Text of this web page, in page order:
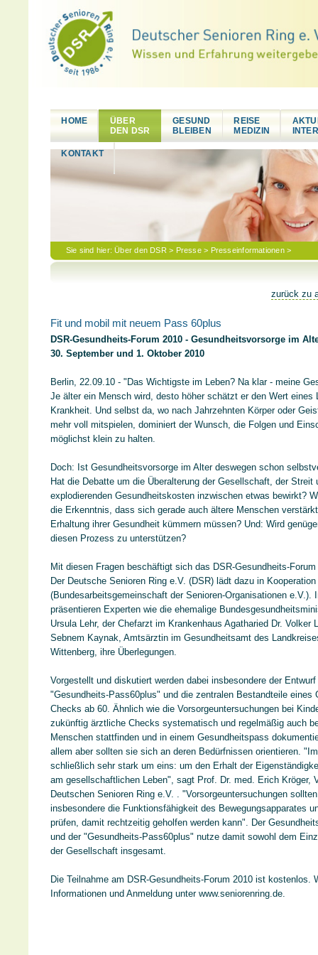
HOME
ÜBER
DEN DSR
GESUND
BLEIBEN
REISE
MEDIZIN
KONTAKT
Sie sind hier:Über den DSR > Presse> Presseinformationen>
zurück zu
Fit und mobil mit neuem Pass 60plus
DSR-Gesundheits-Forum 2010 - Gesundheitsvorsorge im
30. September und 1. Oktober 2010
Berlin, 22.09.10 - "Das Wichtigste im Leben? Na klar - meine
Je älter ein Mensch wird, desto höher schätzt er den Wert eines
Krankheit. Und selbst da, wo nach Jahrzehnten Körper oder
mehr voll mitspielen, dominiert der Wunsch, die Folgen und
möglichst klein zu halten.
Doch: Ist Gesundheitsvorsorge im Alter deswegen schon
Hat die Debatte um die Überalterung der Gesellschaft, der Streit
explodierenden Gesundheitskosten inzwischen etwas bewirkt?
die Erkenntnis, dass sich gerade auch ältere Menschen
Erhaltung ihrer Gesundheit kümmern müssen? Und: Wird
diesen Prozess zu unterstützen?
Mit diesen Fragen beschäftigt sich das DSR-Gesundheits-
Der Deutsche Senioren Ring e.V. (DSR) lädt dazu in
(Bundesarbeitsgemeinschaft der Senioren-Organisationen e.V.).
präsentieren Experten wie die ehemalige
Ursula Lehr, der Chefarzt im Krankenhaus Agatharied Dr. Volker
Sebnem Kaynak, Amtsärztin im Gesundheitsamt des
Wittenberg, ihre Überlegungen.
Vorgestellt und diskutiert werden dabei insbesondere der Entwurf
"Gesundheits-Pass60plus" und die zentralen Bestandteile eines
Checks ab 60. Ähnlich wie die Vorsorgeuntersuchungen bei
zukünftig ärztliche Checks systematisch und regelmäßig auch
Menschen stattfinden und in einem Gesundheitspass
allem aber sollten sie sich an deren Bedürfnissen orientieren.
schließlich sehr stark um eins: um den Erhalt der
am gesellschaftlichen Leben", sagt Prof. Dr. med. Erich Kröger,
Deutschen Senioren Ring e.V. . "Vorsorgeuntersuchungen
insbesondere die Funktionsfähigkeit des Bewegungsapparates
prüfen, damit rechtzeitig geholfen werden kann". Der
und der "Gesundheits-Pass60plus" nutze damit sowohl dem
der Gesellschaft insgesamt.
Die Teilnahme am DSR-Gesundheits-Forum 2010 ist kostenlos.
Informationen und Anmeldung unter www.seniorenring.de.